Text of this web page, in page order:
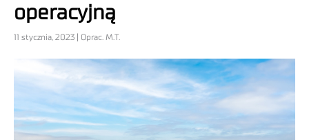
operacyjną
11 stycznia, 2023 | Oprac. M.T.